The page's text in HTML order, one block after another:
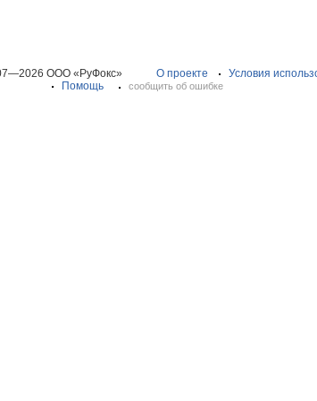
ООО «РуФокс» О проекте Условия
Помощь
сообщить об ошибке